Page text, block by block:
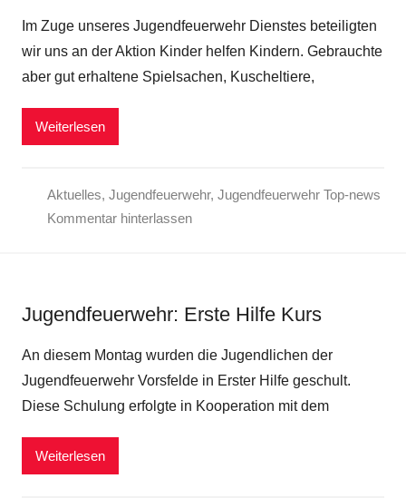
Im Zuge unseres Jugendfeuerwehr Dienstes beteiligten
wir uns an der Aktion Kinder helfen Kindern. Gebrauchte
aber gut erhaltene Spielsachen, Kuscheltiere,
Weiterlesen
Aktuelles, Jugendfeuerwehr, Jugendfeuerwehr Top-news
Kommentar hinterlassen
Jugendfeuerwehr: Erste Hilfe Kurs
An diesem Montag wurden die Jugendlichen der
Jugendfeuerwehr Vorsfelde in Erster Hilfe geschult.
Diese Schulung erfolgte in Kooperation mit dem
Weiterlesen